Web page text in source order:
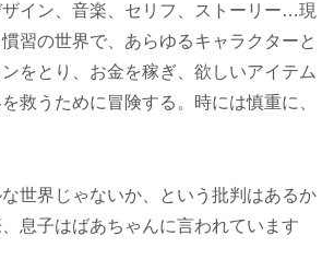
イン、音楽、セリフ、ストーリー…現
習の世界で、あらゆるキャラクターと
をとり、お金を稼ぎ、欲しいアイテム
救うために冒険する。時には慎重に、
世界じゃないか、という批判はあるか
息子はばあちゃんに言われています